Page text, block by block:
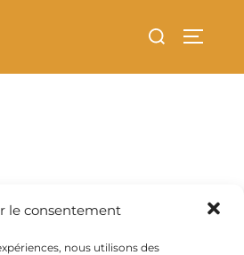
le consentement
nous utilisons des
Rechercher :